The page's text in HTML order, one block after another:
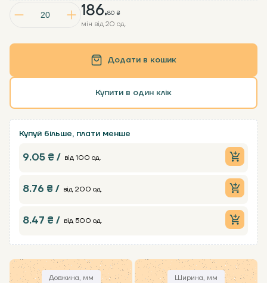
186.80 ₴
мін від 20 од.
Додати в кошик
Купити в один клік
Купуй більше, плати менше
9.05 ₴ / від 100 од.
8.76 ₴ / від 200 од.
8.47 ₴ / від 500 од.
Довжина, мм Ширина, мм